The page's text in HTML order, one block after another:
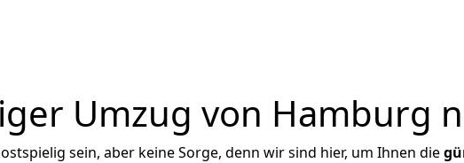
Umzug von Hamburg
sein, aber keine Sorge, denn wir sind hier, um Ihnen die